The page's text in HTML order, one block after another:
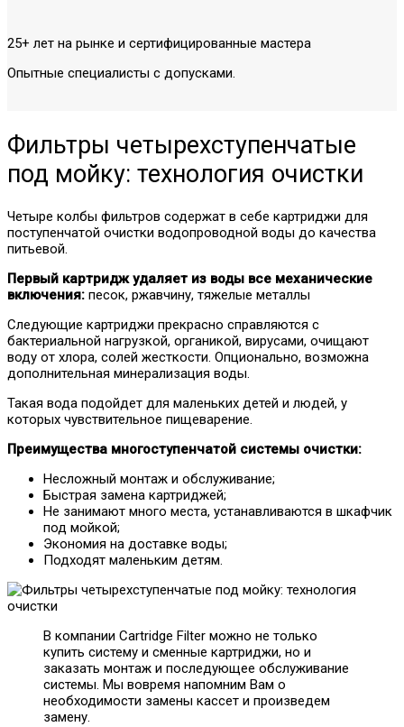
25+ лет на рынке и сертифицированные мастера
Опытные специалисты с допусками.
Фильтры четырехступенчатые
под мойку: технология очистки
Четыре колбы фильтров содержат в себе картриджи для
поступенчатой очистки водопроводной воды до качества
питьевой.
Первый картридж удаляет из воды все механические
включения: песок, ржавчину, тяжелые металлы
Следующие картриджи прекрасно справляются с
бактериальной нагрузкой, органикой, вирусами, очищают
воду от хлора, солей жесткости. Опционально, возможна
дополнительная минерализация воды.
Такая вода подойдет для маленьких детей и людей, у
которых чувствительное пищеварение.
Преимущества многоступенчатой системы очистки:
Несложный монтаж и обслуживание;
Быстрая замена картриджей;
Не занимают много места, устанавливаются в шкафчик
под мойкой;
Экономия на доставке воды;
Подходят маленьким детям.
В компании Cartridge Filter можно не только
купить систему и сменные картриджи, но и
заказать монтаж и последующее обслуживание
системы. Мы вовремя напомним Вам о
необходимости замены кассет и произведем
замену.